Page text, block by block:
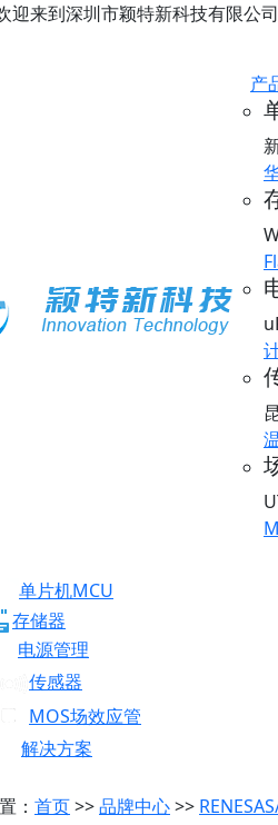
迎来到深圳市颖特新科技有限公司
产
单片机MCU
存储器
电源管理
传感器
MOS场效应管
解决方案
： 首页>>品牌中心>>